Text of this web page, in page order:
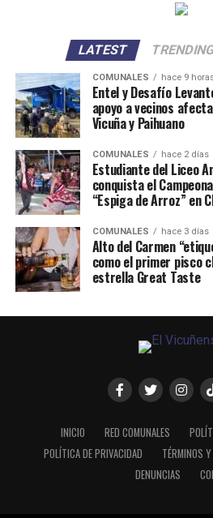
LATEST
COMUNALES hace 9
Entel y Desafío
apoyo a vecinos
Vicuña y Paihuano
COMUNALES hace 2 días
Estudiante del Liceo
conquista el
“Espiga de Arroz” en
COMUNALES hace 3 días
Alto del Carmen
como el primer pisco
estrella Great Taste
INICIO RED COMUNALES
POLÍTICA DE PRIVACIDAD
TÉRMINOS
DENUNCIAS